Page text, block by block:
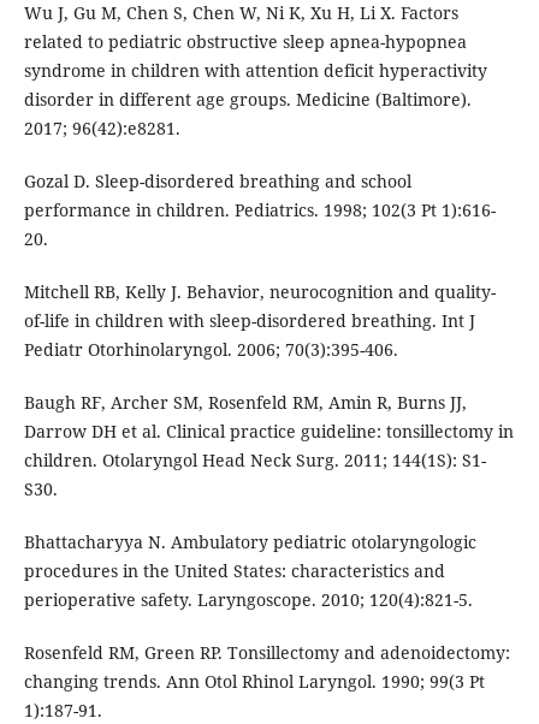
Wu J, Gu M, Chen S, Chen W, Ni K, Xu H, Li X. Factors
related to pediatric obstructive sleep apnea-hypopnea
syndrome in children with attention deficit hyperactivity
disorder in different age groups. Medicine (Baltimore).
2017; 96(42):e8281.
Gozal D. Sleep-disordered breathing and school
performance in children. Pediatrics. 1998; 102(3 Pt 1):616-
20.
Mitchell RB, Kelly J. Behavior, neurocognition and quality-
of-life in children with sleep-disordered breathing. Int J
Pediatr Otorhinolaryngol. 2006; 70(3):395-406.
Baugh RF, Archer SM, Rosenfeld RM, Amin R, Burns JJ,
Darrow DH et al. Clinical practice guideline: tonsillectomy in
children. Otolaryngol Head Neck Surg. 2011; 144(1S): S1-
S30.
Bhattacharyya N. Ambulatory pediatric otolaryngologic
procedures in the United States: characteristics and
perioperative safety. Laryngoscope. 2010; 120(4):821-5.
Rosenfeld RM, Green RP. Tonsillectomy and adenoidectomy:
changing trends. Ann Otol Rhinol Laryngol. 1990; 99(3 Pt
1):187-91.